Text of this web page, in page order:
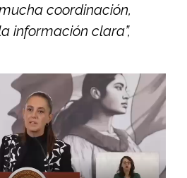
coordinación,
información clara”,